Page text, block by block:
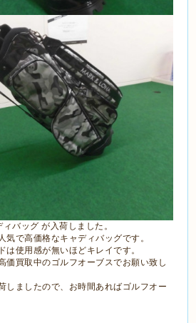
バッグ が入荷しました。
気で高価格なキャディバッグです。
は使用感が無いほどキレイです。
価買取中のゴルフオーブスでお願い致し
しましたので、お時間あればゴルフオー